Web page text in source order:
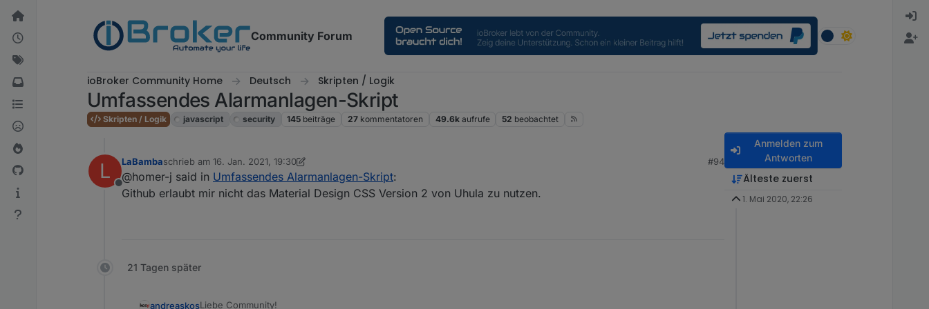
Weiter zum Inhalt
Community Forum
ioBroker Community Home Deutsch Skripten / Logik
Umfassendes Alarmanlagen-Skript
Skripten / Logik javascript security 145 beiträge 27 kommentatoren 49.6k aufrufe 52 beobachtet
L
Offline
LaBambaschrieb am 16. Jan. 2021, 19:30
zuletzt editiert von LaBamba
#94
@homer-j said in Umfassendes Alarmanlagen-Skript:
Github erlaubt mir nicht das Material Design CSS Version 2 von Uhula zu nutzen.
21 Tagen später
andreaskosLiebe Community!
Anmelden zum
Antworten
Älteste zuerst
1. Mai 2020, 22:26